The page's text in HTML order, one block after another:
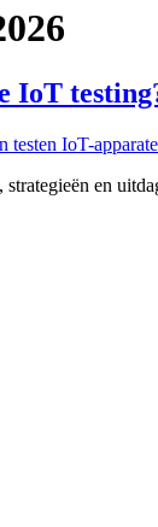
IoT
strategieën en